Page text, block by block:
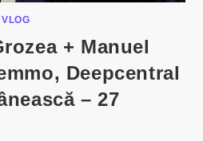
VLOG
+ Manuel
Deepcentral
– 27